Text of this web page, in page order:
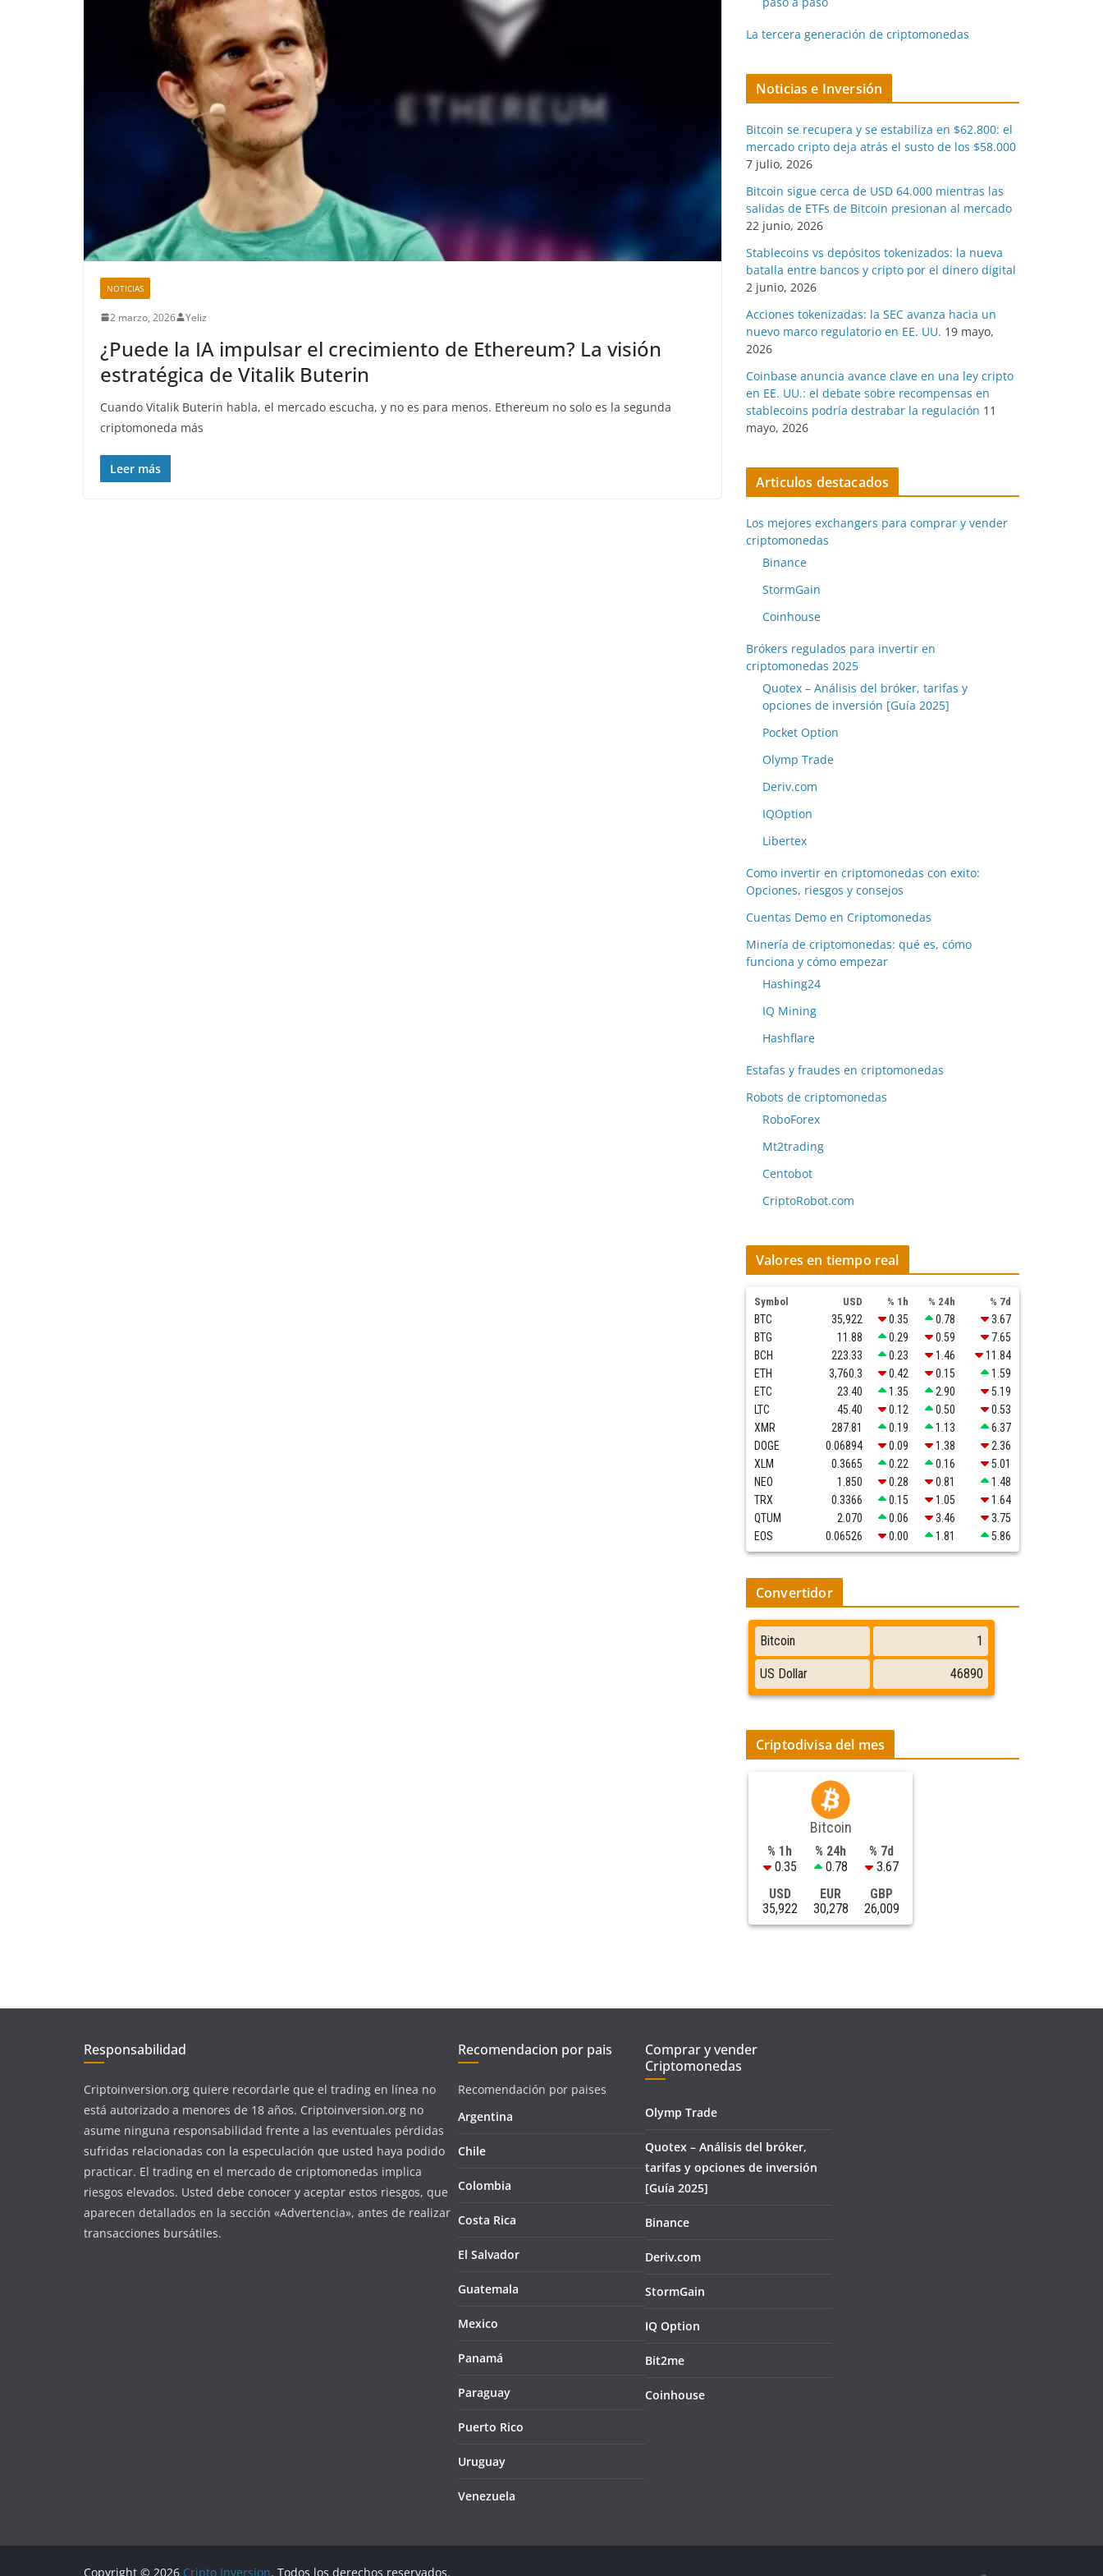
NOTICIAS
2 marzo, 2026 Yeliz
¿Puede la IA impulsar el crecimiento de Ethereum? La visión
estratégica de Vitalik Buterin
Cuando Vitalik Buterin habla, el mercado escucha, y no es para menos. Ethereum no solo es la segunda
criptomoneda más
Leer más
La tercera generación de criptomonedas
Noticias e Inversión
Bitcoin se recupera y se estabiliza en $62.800: el
mercado cripto deja atrás el susto de los $58.000
7 julio, 2026
Bitcoin sigue cerca de USD 64.000 mientras las
salidas de ETFs de Bitcoin presionan al mercado
22 junio, 2026
Stablecoins vs depósitos tokenizados: la nueva
batalla entre bancos y cripto por el dinero digital
2 junio, 2026
Acciones tokenizadas: la SEC avanza hacia un
nuevo marco regulatorio en EE. UU. 19 mayo,
2026
Coinbase anuncia avance clave en una ley cripto
en EE. UU.: el debate sobre recompensas en
stablecoins podría destrabar la regulación 11
mayo, 2026
Articulos destacados
Los mejores exchangers para comprar y vender
criptomonedas
Binance
StormGain
Coinhouse
Brókers regulados para invertir en
criptomonedas 2025
Quotex – Análisis del bróker, tarifas y
opciones de inversión [Guía 2025]
Pocket Option
Olymp Trade
Deriv.com
IQOption
Libertex
Como invertir en criptomonedas con exito:
Opciones, riesgos y consejos
Cuentas Demo en Criptomonedas
Minería de criptomonedas: qué es, cómo
funciona y cómo empezar
Hashing24
IQ Mining
Hashflare
Estafas y fraudes en criptomonedas
Robots de criptomonedas
RoboForex
Mt2trading
Centobot
CriptoRobot.com
Valores en tiempo real
Symbol USD % 1h % 24h % 7d
BTC 35,922 0.35 0.78
3.67
BTG
11.88 0.29 0.59
7.65
BCH
223.33 0.23 1.46
11.84
ETH
3,760.3 0.42 0.15
1.59
ETC
23.40 1.35 2.90
5.19
LTC
45.40 0.12 0.50
0.53
XMR
287.81 0.19 1.13
6.37
DOGE
0.06894 0.09 1.38
2.36
XLM
0.3665 0.22 0.16
5.01
NEO
1.850 0.28 0.81
1.48
TRX
0.3366 0.15 1.05
1.64
QTUM
2.070 0.06 3.46
3.75
EOS
0.06526 0.00 1.81 5.86
Convertidor
Criptodivisa del mes
Bitcoin
% 1h
0.35
% 24h
0.78
% 7d
3.67
USD
35,922
EUR
30,278
GBP
26,009
Responsabilidad
Criptoinversion.org quiere recordarle que el trading en línea no
está autorizado a menores de 18 años. Criptoinversion.org no
asume ninguna responsabilidad frente a las eventuales pérdidas
sufridas relacionadas con la especulación que usted haya podido
practicar. El trading en el mercado de criptomonedas implica
riesgos elevados. Usted debe conocer y aceptar estos riesgos, que
aparecen detallados en la sección «Advertencia», antes de realizar
transacciones bursátiles.
Recomendacion por pais
Recomendación por paises
Argentina
Chile
Colombia
Costa Rica
El Salvador
Guatemala
Mexico
Panamá
Paraguay
Puerto Rico
Uruguay
Venezuela
Comprar y vender
Criptomonedas
Olymp Trade
Quotex – Análisis del bróker,
tarifas y opciones de inversión
[Guía 2025]
Binance
Deriv.com
StormGain
IQ Option
Bit2me
Coinhouse
Copyright © 2026 Cripto Inversion. Todos los derechos reservados.